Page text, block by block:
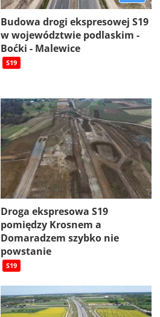
Budowa drogi ekspresowej S19
w województwie podlaskim -
Boćki - Malewice
S19
Droga ekspresowa S19
pomiędzy Krosnem a
Domaradzem szybko nie
powstanie
S19